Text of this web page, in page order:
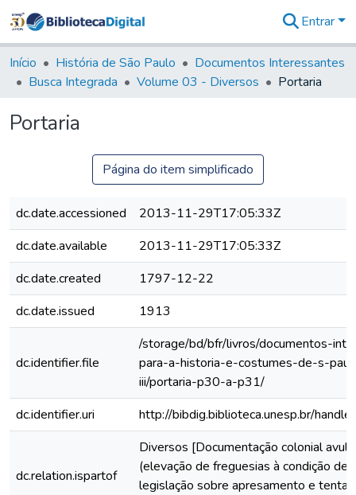
&
Coleções
Tudo na
Entrar
Início História de São Paulo
Documentos Interessantes
Busca Integrada
Volume 03 - Diversos Portaria
Portaria
Página do item simplificado
dc.date.accessioned
2013-11-29T17:05:33Z
dc.date.available
2013-11-29T17:05:33Z
dc.date.created
1797-12-22
dc.date.issued
1913
dc.identifier.file
/storage/bd/bfr/livros/documentos-
para-a-historia-e-costumes-de-s-
iii/portaria-p30-a-p31/
dc.identifier.uri
http://bibdig.biblioteca.unesp.br/
dc.relation.ispartof
Diversos [Documentação colonial
(elevação de freguesias à condição de
legislação sobre apresamento e